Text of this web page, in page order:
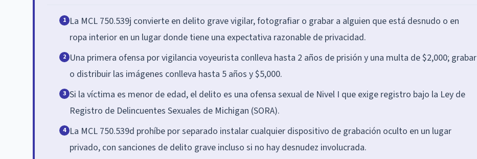
1 La MCL 750.539j convierte en delito grave vigilar, fotografiar o grabar a alguien que está desnudo o en
ropa interior en un lugar donde tiene una expectativa razonable de privacidad.
2 Una primera ofensa por vigilancia voyeurista conlleva hasta 2 años de prisión y una multa de $2,000; grabar
o distribuir las imágenes conlleva hasta 5 años y $5,000.
3 Si la víctima es menor de edad, el delito es una ofensa sexual de Nivel I que exige registro bajo la Ley de
Registro de Delincuentes Sexuales de Michigan (SORA).
4 La MCL 750.539d prohíbe por separado instalar cualquier dispositivo de grabación oculto en un lugar
privado, con sanciones de delito grave incluso si no hay desnudez involucrada.